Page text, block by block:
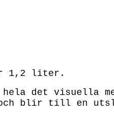
1,2 liter.
det visuella
och blir till en